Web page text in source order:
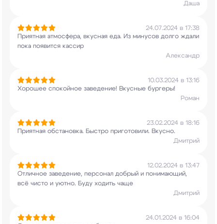
Даша
24.07.2024 в 17:38
Приятная атмосфера, вкусная еда. Из минусов долго ждали
пока появится кассир
Александр
10.03.2024 в 13:16
Хорошее спокойное заведение! Вкусные бургеры!
Роман
23.02.2024 в 18:16
Приятная обстановка. Быстро приготовили. Вкусно.
Дмитрий
12.02.2024 в 13:47
Отличное заведение, персонал добрый и понимающий,
всё чисто и уютно. Буду ходить чаще
Дмитрий
24.01.2024 в 16:04